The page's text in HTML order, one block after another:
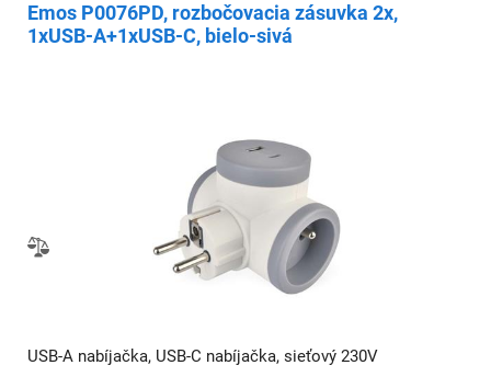
Emos P0076PD, rozbočovacia zásuvka 2x,
1xUSB-A+1xUSB-C, bielo-sivá
USB-A nabíjačka, USB-C nabíjačka, sieťový 230V